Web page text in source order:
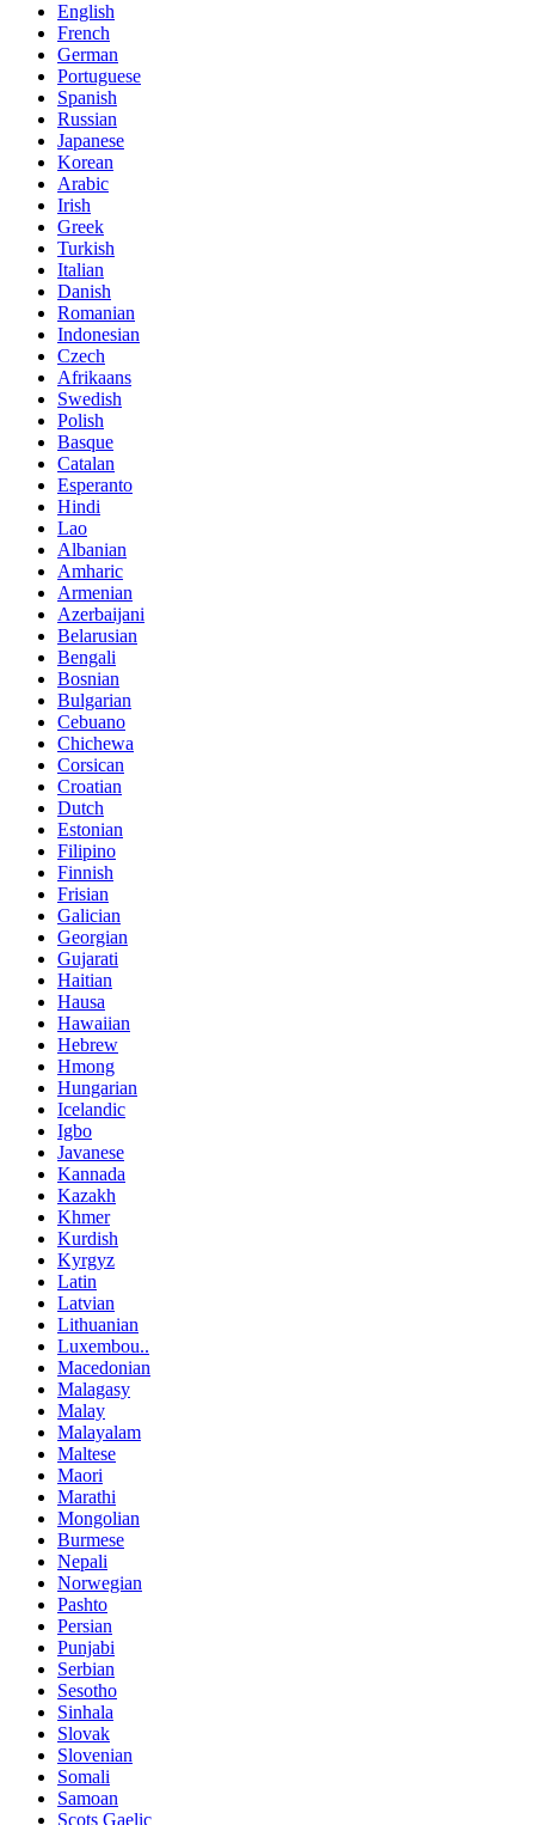
English
French
German
Portuguese
Spanish
Russian
Japanese
Korean
Arabic
Irish
Greek
Turkish
Italian
Danish
Romanian
Indonesian
Czech
Afrikaans
Swedish
Polish
Basque
Catalan
Esperanto
Hindi
Lao
Albanian
Amharic
Armenian
Azerbaijani
Belarusian
Bengali
Bosnian
Bulgarian
Cebuano
Chichewa
Corsican
Croatian
Dutch
Estonian
Filipino
Finnish
Frisian
Galician
Georgian
Gujarati
Haitian
Hausa
Hawaiian
Hebrew
Hmong
Hungarian
Icelandic
Igbo
Javanese
Kannada
Kazakh
Khmer
Kurdish
Kyrgyz
Latin
Latvian
Lithuanian
Luxembou..
Macedonian
Malagasy
Malay
Malayalam
Maltese
Maori
Marathi
Mongolian
Burmese
Nepali
Norwegian
Pashto
Persian
Punjabi
Serbian
Sesotho
Sinhala
Slovak
Slovenian
Somali
Samoan
Scots Gaelic